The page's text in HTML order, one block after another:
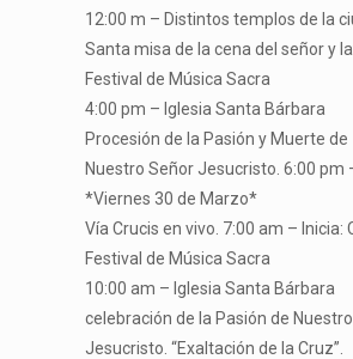
12:00 m – Distintos templos de la
Santa misa de la cena del señor y
Festival de Música Sacra
4:00 pm – Iglesia Santa Bárbara
Procesión de la Pasión y Muerte de
Nuestro Señor Jesucristo. 6:00 pm
*Viernes 30 de Marzo*
Vía Crucis en vivo. 7:00 am – Inicia:
Festival de Música Sacra
10:00 am – Iglesia Santa Bárbara
celebración de la Pasión de
Jesucristo. “Exaltación de la Cruz”.